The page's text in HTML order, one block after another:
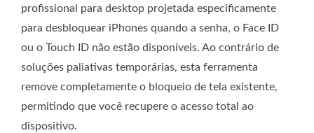
profissional para desktop projetada especificamente
para desbloquear iPhones quando a senha, o Face ID
ou o Touch ID não estão disponíveis. Ao contrário de
soluções paliativas temporárias, esta ferramenta
remove completamente o bloqueio de tela existente,
permitindo que você recupere o acesso total ao
dispositivo.